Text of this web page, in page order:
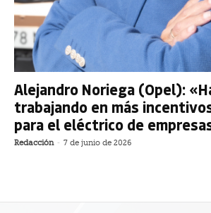
Alejandro Noriega (Opel):
trabajando en más
para el eléctrico de
Redacción - 7 de junio de 2026